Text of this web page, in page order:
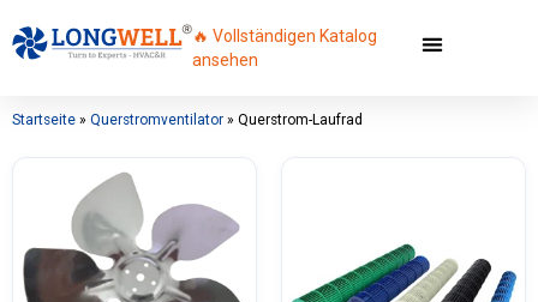
🔥 Vollständigen Katalog
ansehen
Startseite » Querstromventilator » Querstrom-Laufrad